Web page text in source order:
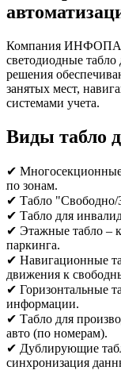
Компания
светодиодные
решения
занятых мест,
системами учета.
Виды табло
✔ Многосекционные
по зонам.
✔ Табло "Свободно/
✔ Табло для
✔ Этажные табло –
паркинга.
✔ Навигационные
движения к
✔ Горизонтальные
информации.
✔ Табло для
авто (по номерам).
✔ Дублирующие
синхронизация